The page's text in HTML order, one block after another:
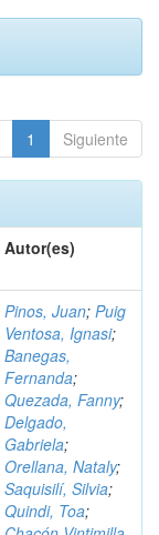
1 Siguiente
Autor(es)
Pinos, Juan; Puig
Ventosa, Ignasi;
Banegas,
Fernanda;
Quezada, Fanny;
Delgado,
Gabriela;
Orellana, Nataly;
Saquisilí, Silvia;
Quindi, Toa;